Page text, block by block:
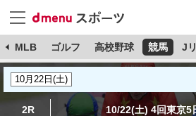
MLB ゴルフ 高校野球 競馬 J
2R 10/22(土) 4回東京5